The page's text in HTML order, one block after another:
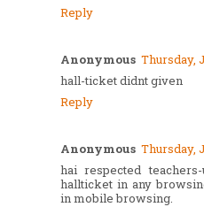
Reply
Anonymous Thursday,
hall-ticket didnt given
Reply
Anonymous Thursday,
hai respected
hallticket in any
in mobile browsing.